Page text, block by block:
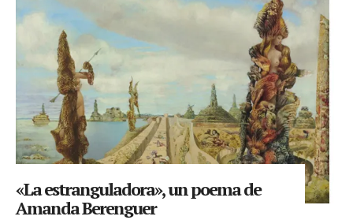
«La estranguladora», un poema de
Amanda Berenguer